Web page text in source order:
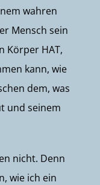
wahren
Mensch sein
Körper HAT,
kann, wie
dem, was
und seinem
nicht. Denn
wie ich ein